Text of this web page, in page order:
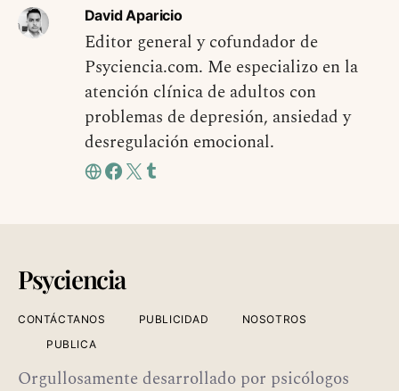
David Aparicio
Editor general y cofundador de
Psyciencia.com. Me especializo en la
atención clínica de adultos con
problemas de depresión, ansiedad y
desregulación emocional.
Psyciencia
CONTÁCTANOS PUBLICIDAD
NOSOTROS
PUBLICA
Orgullosamente desarrollado por psicólogos